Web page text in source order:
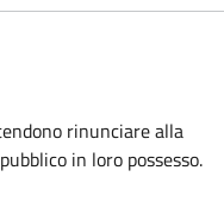
rinunciare alla
in loro possesso.